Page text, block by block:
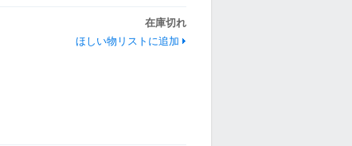
在庫切れ
ほしい物リストに追加